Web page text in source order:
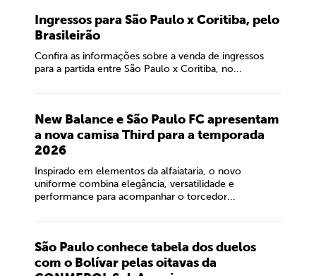
Ingressos para São Paulo x Coritiba, pelo
Brasileirão
Confira as informações sobre a venda de ingressos
para a partida entre São Paulo x Coritiba, no...
New Balance e São Paulo FC apresentam
a nova camisa Third para a temporada
2026
Inspirado em elementos da alfaiataria, o novo
uniforme combina elegância, versatilidade e
performance para acompanhar o torcedor...
São Paulo conhece tabela dos duelos
com o Bolívar pelas oitavas da